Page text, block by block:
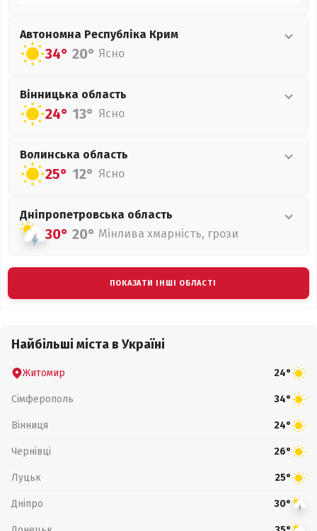
Автономна Республіка Крим
34° 20° Ясно
Вінницька область
24° 13° Ясно
Волинська область
25° 12° Ясно
Дніпропетровська область
30° 20° Мінлива хмарність, грози
ПОКАЗАТИ ІНШІ ОБЛАСТІ
Найбільші міста в Україні
Житомир 24°
Сімферополь 34°
Вінниця 24°
Чернівці 26°
Луцьк 25°
Дніпро 30°